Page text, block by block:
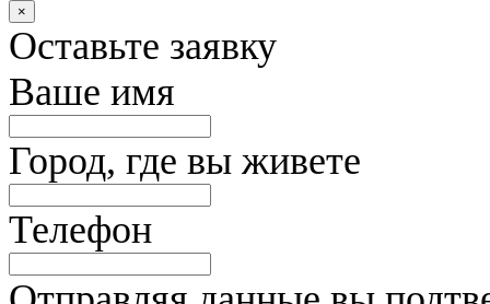
×
Оставьте заявку
Ваше имя
Город, где вы живете
Телефон